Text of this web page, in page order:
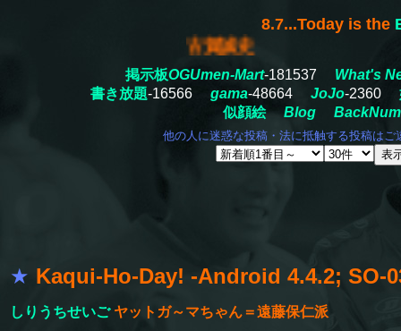
8.7...Today is the
掲示板OGUmen-Mart-181537 What's
書き放題-16566 gama-48664 JoJo-2360
似顔絵
Blog
他の人に迷惑な投稿・法に抵触する投稿はご
★ Kaqui-Ho-Day! -Android 4.4.2; SO-
しりうちせいご ヤットガ～マちゃん＝遠藤保仁派